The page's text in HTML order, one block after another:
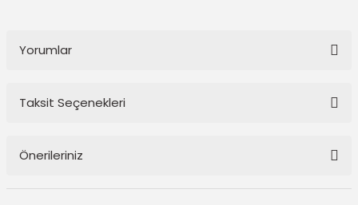
Yorumlar
Taksit Seçenekleri
Önerileriniz